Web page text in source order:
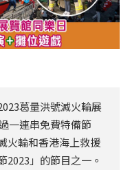
葛量洪號滅火輪展
一連串免費特備節
火輪和香港海上救援
2023」的節目之一。